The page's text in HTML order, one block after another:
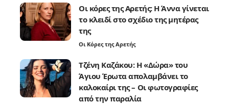
Οι κόρες της Αρετής: Η Άννα γίνεται
το κλειδί στο σχέδιο της μητέρας
της
Οι Κόρες της Αρετής
Τζένη Καζάκου: Η «Δώρα» του
Άγιου Έρωτα απολαμβάνει το
καλοκαίρι της – Οι φωτογραφίες
από την παραλία